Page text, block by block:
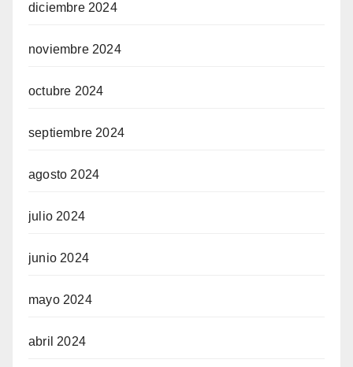
diciembre 2024
noviembre 2024
octubre 2024
septiembre 2024
agosto 2024
julio 2024
junio 2024
mayo 2024
abril 2024